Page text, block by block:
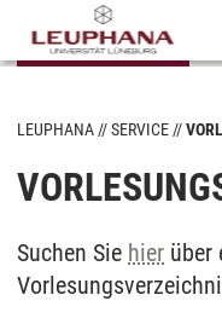
LEUPHANA SERVICE
Suchen Sie hier über